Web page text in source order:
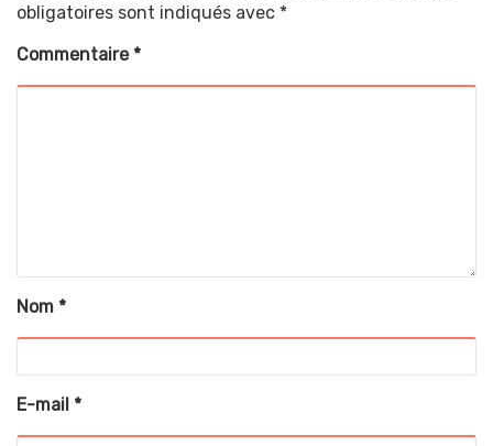
obligatoires sont indiqués avec *
Commentaire *
Nom *
E-mail *